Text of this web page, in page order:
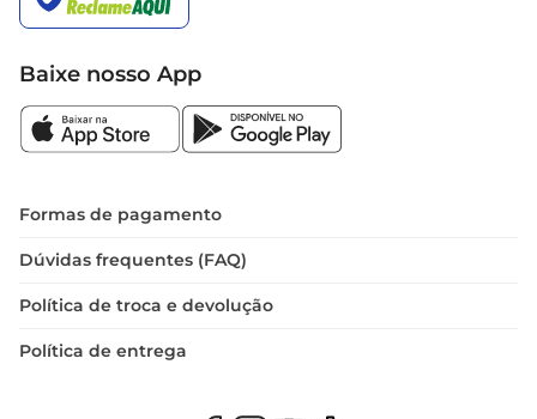
Baixe nosso App
Formas de pagamento
Dúvidas frequentes (FAQ)
Política de troca e devolução
Política de entrega